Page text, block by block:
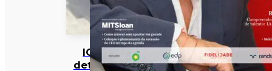
IGF
deteta